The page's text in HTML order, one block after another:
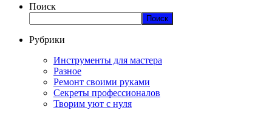
Поиск
Поиск
Рубрики
Инструменты для мастера
Разное
Ремонт своими руками
Секреты профессионалов
Творим уют с нуля